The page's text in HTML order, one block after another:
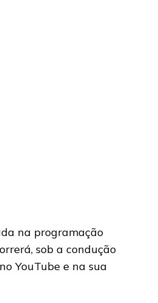
na programação
sob a condução
YouTube e na sua